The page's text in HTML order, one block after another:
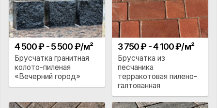
4 500 ₽ - 5 500 ₽/м²
Брусчатка гранитная
колото-пиленая
«Вечерний город»
3 750 ₽ - 4 100 ₽/м²
Брусчатка из
песчаника
терракотовая пилено-
галтованная